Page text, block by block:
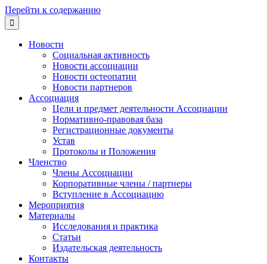
Перейти к содержанию

Новости
Социальная активность
Новости ассоциации
Новости остеопатии
Новости партнеров
Ассоциация
Цели и предмет деятельности Ассоциации
Нормативно-правовая база
Регистрационные документы
Устав
Протоколы и Положения
Членство
Члены Ассоциации
Корпоративные члены / партнеры
Вступление в Ассоциацию
Мероприятия
Материалы
Исследования и практика
Статьи
Издательская деятельность
Контакты